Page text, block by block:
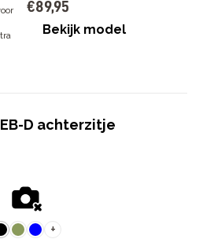
€89,95
Bekijk model
D achterzitje
+